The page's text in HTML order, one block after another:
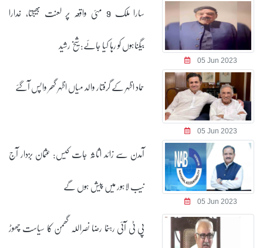
سارا ملک 9 مئی واقعہ پر لعنت بھیجتا، خدارا
بیگناہوں کو رہا کیا جائے: شیخ رشید
حماد اظہر کے گرفتار والد میاں اظہر گھر واپس آگئے
آمدن سے زائد اثاثہ جات کیس: عثمان بزدار آج
نیب لاہور میں پیش ہوں گے
پی ٹی آئی رہنما رضا نصراللہ گھمن کا سیاست چھوڑ